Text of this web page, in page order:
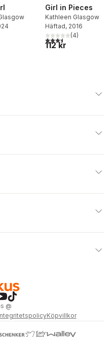
Girl in Pieces
Kathleen Glasgow
Häftad, 2016
3,5utav 5 stjärnor.
(4)
112 kr
@
Köpvillkor